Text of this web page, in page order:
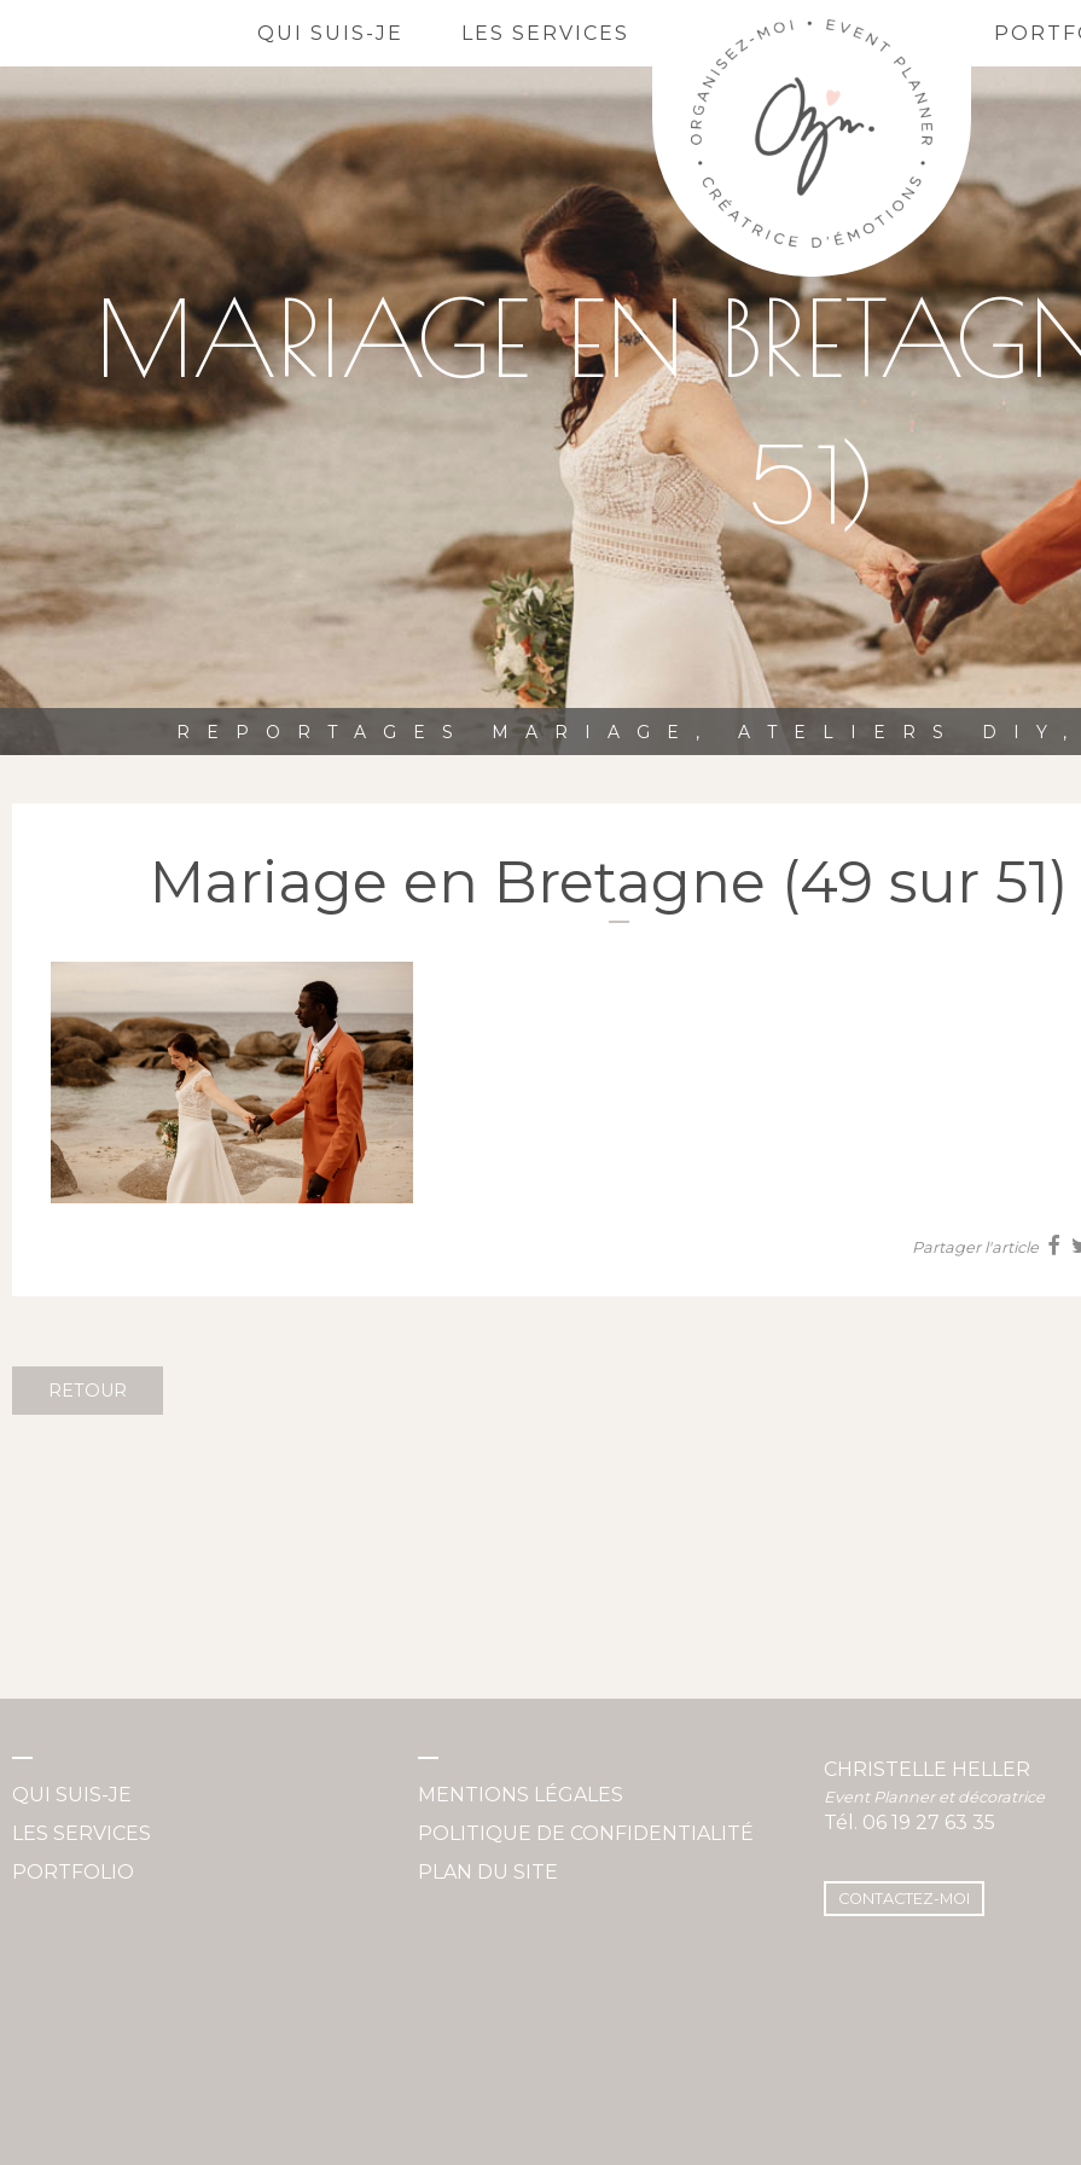
QUI SUIS-JE LES SERVICES
MARIAGE EN
51)
REPORTAGES MARIAGE, ATELIERS DIY,
Mariage en Bretagne (49 sur 51)
Partager l'article
RETOUR
QUI SUIS-JE
LES SERVICES
PORTFOLIO
MENTIONS LÉGALES
POLITIQUE DE CONFIDENTIALITÉ
PLAN DU SITE
CHRISTELLE HELLER
Event Planner et décoratrice
Tél. 06 19 27 63 35
CONTACTEZ-MOI